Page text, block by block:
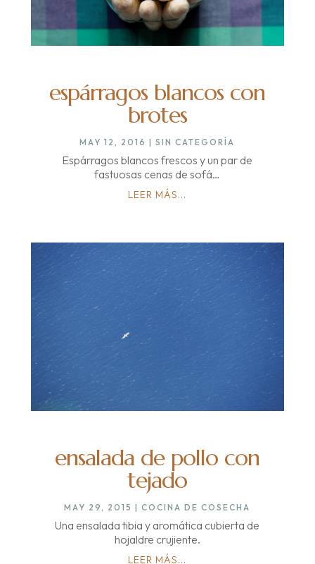
espárragos blancos con
brotes
MAY 12, 2016 |SIN CATEGORÍA
Espárragos blancos frescos y un par de
fastuosas cenas de sofá…
LEER MÁS...
ensalada de pollo con
tejado
MAY 29, 2015 |COCINA DE COSECHA
Una ensalada tibia y aromática cubierta de
hojaldre crujiente.
LEER MÁS...